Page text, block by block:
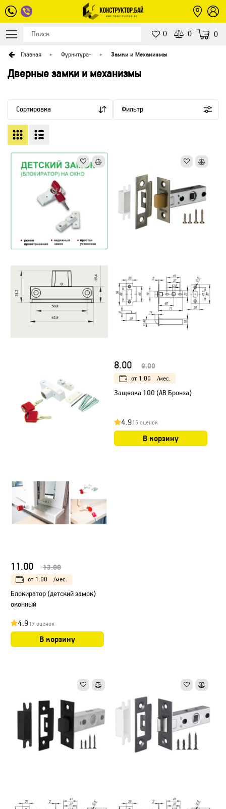
0 0 0
Главная Фурнитура- Замки и Механизмы
Дверные замки и механизмы
Сортировка Фильтр
11.00 13.00
от 1.00 /мес.
Блокиратор (детский замок)
оконный
4.917 оценок
В корзину
8.00 9.00
от 1.00 /мес.
Защелка 100 (AB Бронза)
4.915 оценок
В корзину